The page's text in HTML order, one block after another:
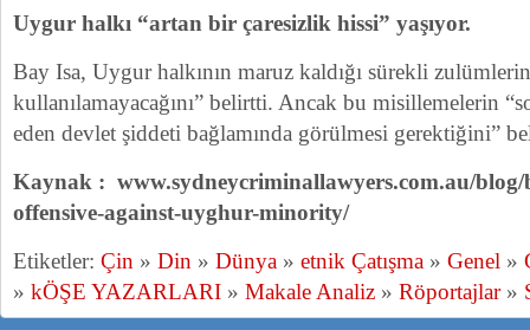
Uygur halkı “artan bir çaresizlik hissi” yaşıyor.
Bay Isa, Uygur halkının maruz kaldığı sürekli
kullanılamayacağını” belirtti. Ancak bu misillemelerin
eden devlet şiddeti bağlamında görülmesi gerektiğini”
Kaynak : www.sydneycriminallawyers.com.au/
offensive-against-uyghur-minority/
Etiketler: Çin » Din » Dünya » etnik Çatışma » Genel »
» kÖŞE YAZARLARI » Makale Analiz » Röportajlar»